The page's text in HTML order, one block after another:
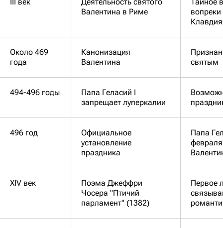
Валентина в Риме
Около 469
года
Канонизация
Валентина
святым
494-496 годы
Папа Геласий I
запрещает луперкалии
496 год
Официальное
установление
праздника
Папа
XIV век
Поэма Джеффри
Чосера "Птичий
парламент" (1382)
Первое